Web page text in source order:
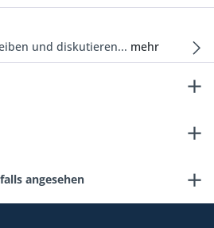
und diskutieren... mehr
angesehen